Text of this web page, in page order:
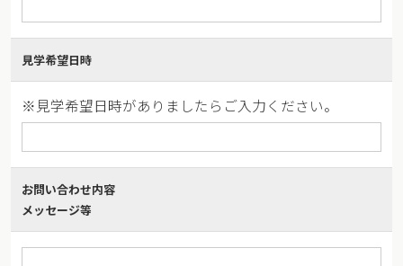
見学希望日時
※見学希望日時がありましたらご入力ください。
お問い合わせ内容
メッセージ等